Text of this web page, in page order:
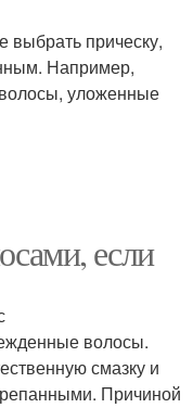
выбрать прическу,
Например,
уложенные
если
волосы.
смазку и
Причиной